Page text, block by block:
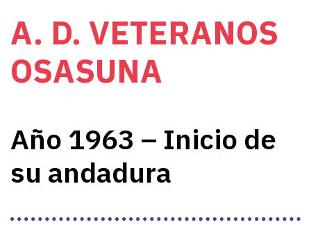
A. D. VETERANOS
OSASUNA
Año 1963 – Inicio de
su andadura